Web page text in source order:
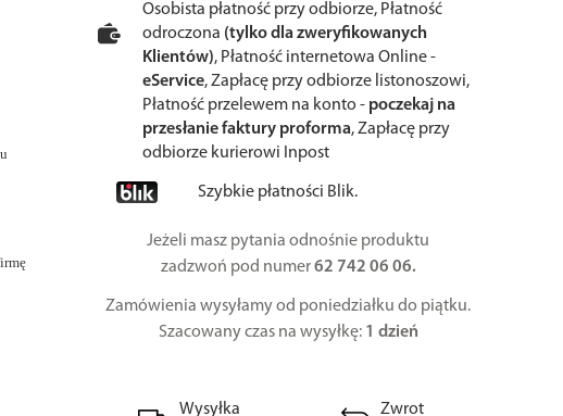
Osobista płatność przy odbiorze, Płatność
odroczona (tylko dla zweryfikowanych
Klientów), Płatność internetowa Online -
eService, Zapłacę przy odbiorze listonoszowi,
Płatność przelewem na konto - poczekaj na
przesłanie faktury proforma, Zapłacę przy
odbiorze kurierowi Inpost
Szybkie płatności Blik.
Jeżeli masz pytania odnośnie produktu
zadzwoń pod numer62 742 06 06.
Zamówienia wysyłamy od poniedziałku do piątku.
Szacowany czas na wysyłkę: 1 dzień
Wysyłka Zwrot